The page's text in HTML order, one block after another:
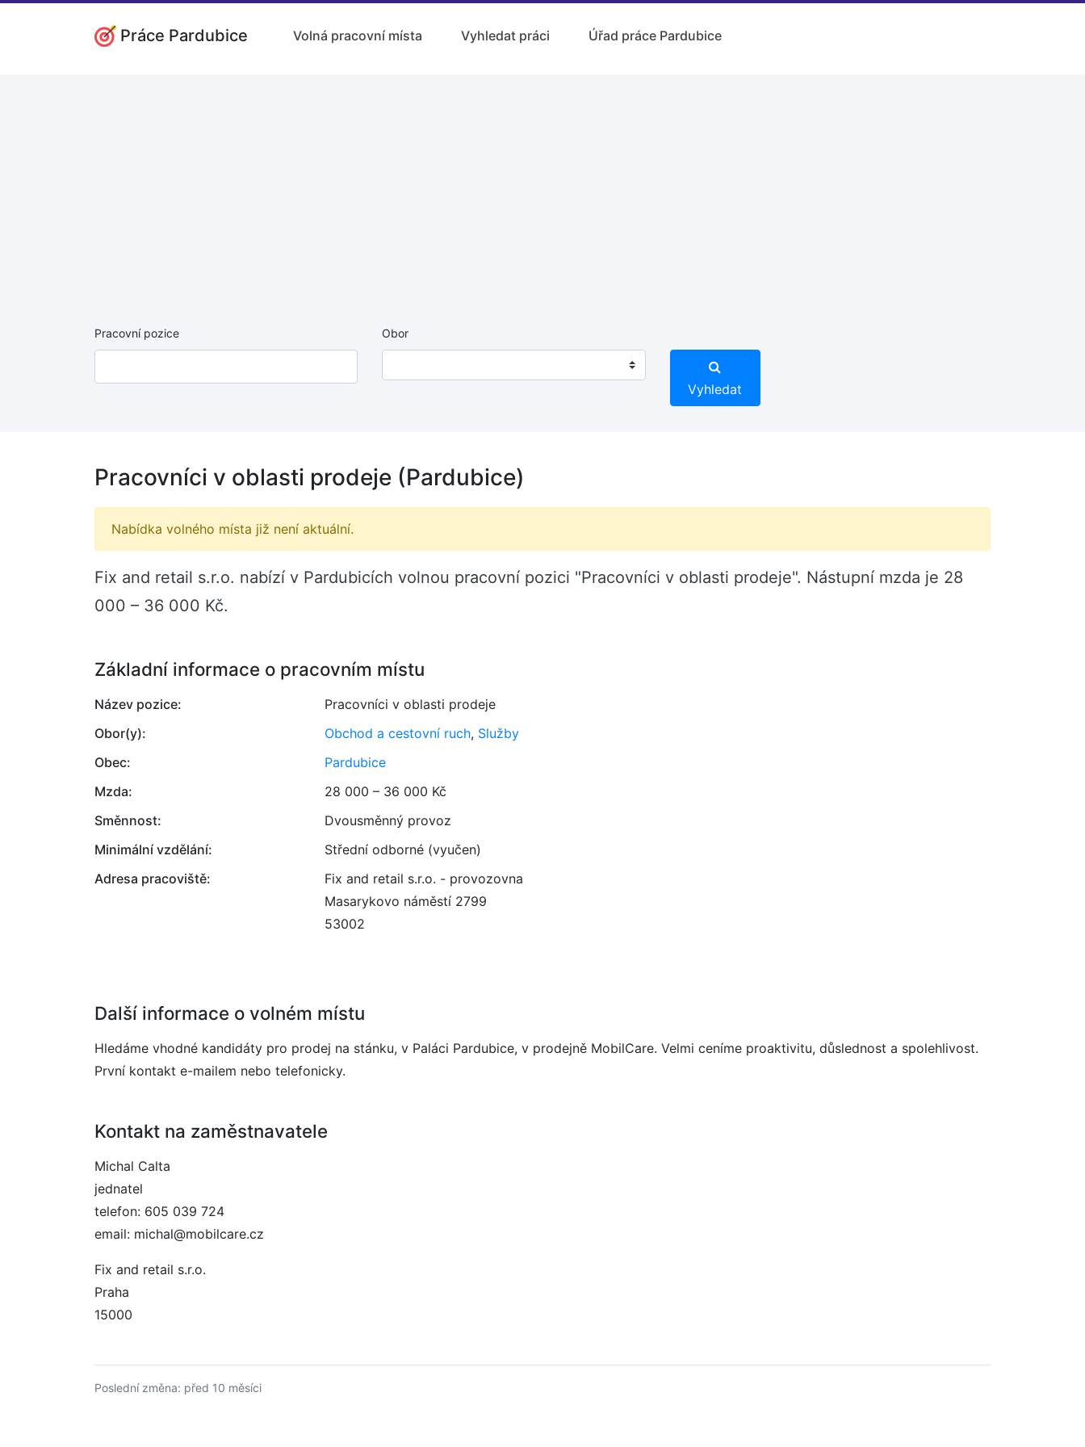
Práce Pardubice Volná pracovní místa Vyhledat práci Úřad práce Pardubice
Pracovní pozice Obor
Vyhledat
Pracovníci v oblasti prodeje (Pardubice)
Nabídka volného místa již není aktuální.
Fix and retail s.r.o. nabízí v Pardubicích volnou pracovní pozici "Pracovníci v oblasti prodeje". Nástupní mzda je 28
000 – 36 000 Kč.
Základní informace o pracovním místu
Název pozice:
Pracovníci v oblasti prodeje
Obor(y):
Obchod a cestovní ruch, Služby
Obec:
Pardubice
Mzda:
28 000 – 36 000 Kč
Směnnost:
Dvousměnný provoz
Minimální vzdělání:
Střední odborné (vyučen)
Adresa pracoviště:
Fix and retail s.r.o. - provozovna
Masarykovo náměstí 2799
53002
Další informace o volném místu
Hledáme vhodné kandidáty pro prodej na stánku, v Paláci Pardubice, v prodejně MobilCare. Velmi ceníme proaktivitu, důslednost a spolehlivost.
První kontakt e-mailem nebo telefonicky.
Kontakt na zaměstnavatele
Michal Calta
jednatel
telefon: 605 039 724
email: michal@mobilcare.cz
Fix and retail s.r.o.
Praha
15000
Poslední změna: před 10 měsíci